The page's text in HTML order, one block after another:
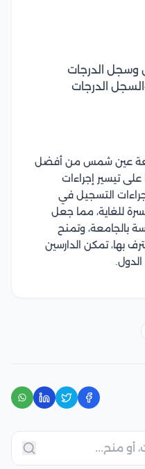
وسجل الدرجات
الدرجات
عين شمس من أفضل
تيسير إجراءات
التسجيل في
للغاية، مما جعل
بالجامعة، وتمنح
بها، تمكن الدارسين